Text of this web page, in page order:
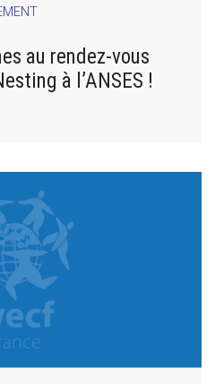
au rendez-vous
à l’ANSES !